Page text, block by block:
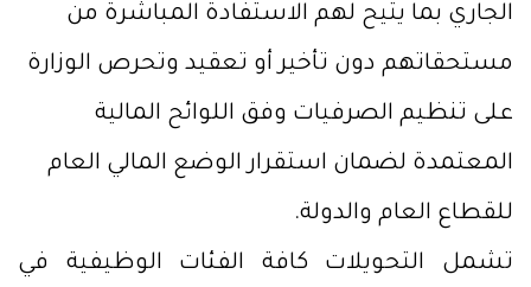
الجاري بما يتيح لهم الاستفادة المباشرة من
مستحقاتهم دون تأخير أو تعقيد وتحرص الوزارة
على تنظيم الصرفيات وفق اللوائح المالية
المعتمدة لضمان استقرار الوضع المالي العام
للقطاع العام والدولة.
تشمل التحويلات كافة الفئات الوظيفية في